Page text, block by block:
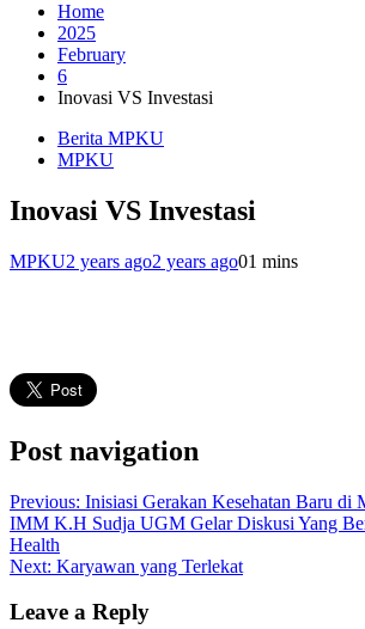
Home
2025
February
6
Inovasi VS Investasi
Berita MPKU
MPKU
Inovasi VS Investasi
MPKU2 years ago2 years ago01 mins
Post navigation
Previous: Inisiasi Gerakan Kesehatan Baru di
IMM K.H Sudja UGM Gelar Diskusi Yang
Health
Next: Karyawan yang Terlekat
Leave a Reply